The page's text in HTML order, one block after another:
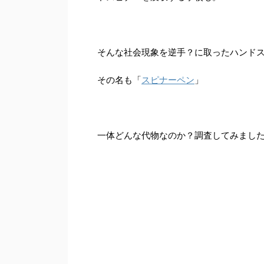
そんな社会現象を逆手？に取ったハンド
その名も「スピナーペン 」
一体どんな代物なのか？調査してみました